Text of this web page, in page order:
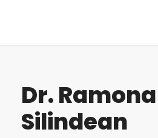
Dr. Ramona
Silindean